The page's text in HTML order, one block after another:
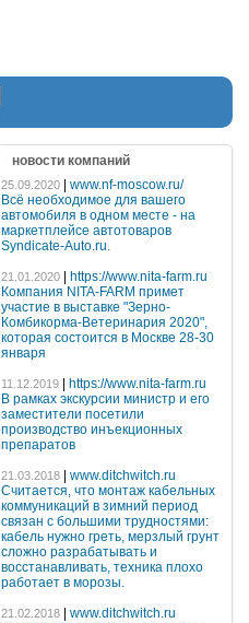
новости компаний
25.09.2020
www.nf-moscow.ru/
Всё необходимое для вашего
автомобиля в одном месте - на
маркетплейсе автотоваров
Syndicate-Auto.ru.
21.01.2020
https://www.nita-farm.ru
Компания NITA-FARM примет
участие в выставке "Зерно-
Комбикорма-Ветеринария 2020",
которая состоится в Москве 28-30
января
11.12.2019
https://www.nita-farm.ru
В рамках экскурсии министр и его
заместители посетили
производство инъекционных
препаратов
21.03.2018
www.ditchwitch.ru
Считается, что монтаж кабельных
коммуникаций в зимний период
связан с большими трудностями:
кабель нужно греть, мерзлый грунт
сложно разрабатывать и
восстанавливать, техника плохо
работает в морозы.
21.02.2018
www.ditchwitch.ru